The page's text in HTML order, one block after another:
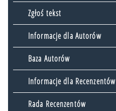
Zgłoś tekst
Informacje dla Autorów
Baza Autorów
Informacje dla Recenzentów
Rada Recenzentów